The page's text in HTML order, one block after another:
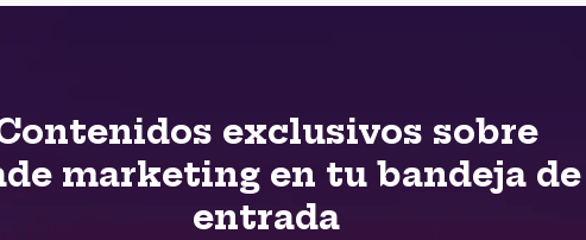
exclusivos sobre
marketing en tu bandeja de
entrada